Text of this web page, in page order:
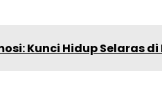
Kunci Hidup Selaras